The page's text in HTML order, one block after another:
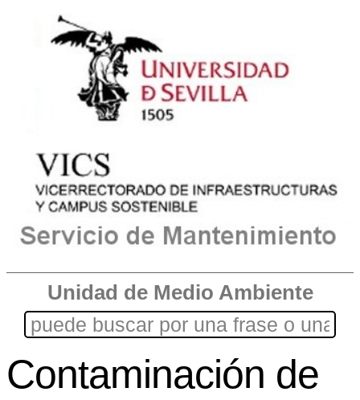
Unidad de Medio Ambiente
Contaminación de